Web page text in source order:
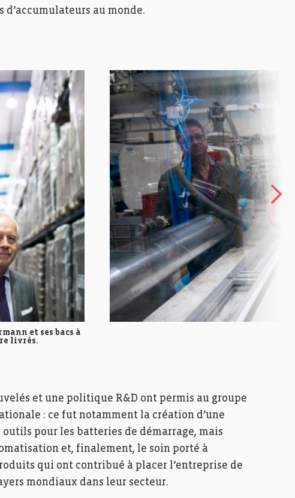
au monde.
et ses bacs à
livrés.
et une politique R&D ont permis au groupe
: ce fut notamment la création d’une
pour les batteries de démarrage, mais
et, finalement, le soin porté à
qui ont contribué à placer l’entreprise de
mondiaux dans leur secteur.